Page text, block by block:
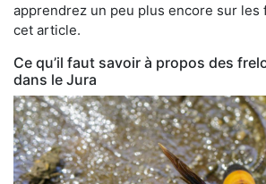
apprendrez un peu plus encore sur les
cet article.
Ce qu’il faut savoir à propos des
dans le Jura